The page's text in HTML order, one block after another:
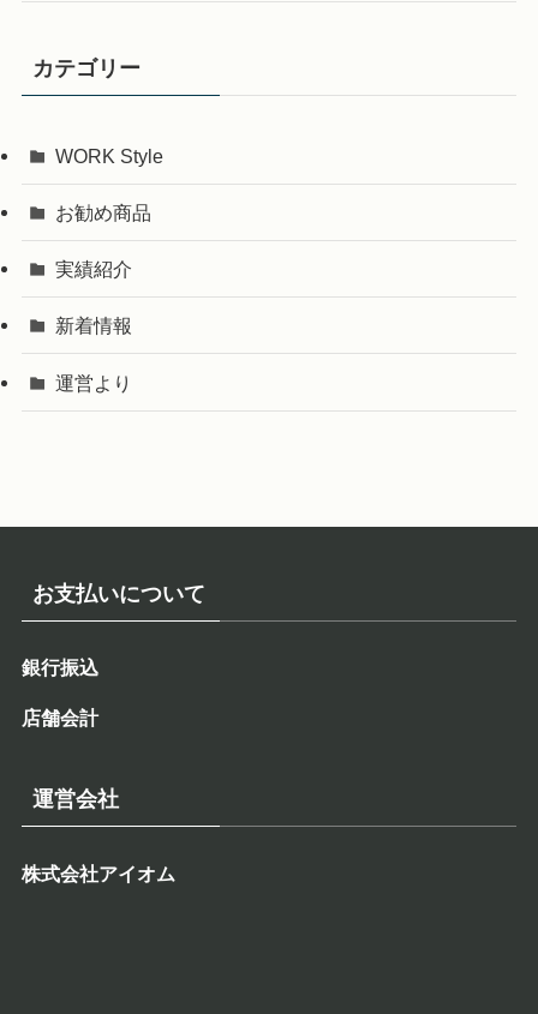
カテゴリー
WORK Style
お勧め商品
実績紹介
新着情報
運営より
お支払いについて
銀行振込
店舗会計
運営会社
株式会社アイオム